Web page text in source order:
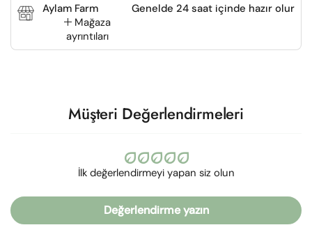
Aylam Farm
Mağaza
ayrıntıları
Genelde 24 saat içinde hazır olur
Müşteri Değerlendirmeleri
İlk değerlendirmeyi yapan siz olun
Değerlendirme yazın